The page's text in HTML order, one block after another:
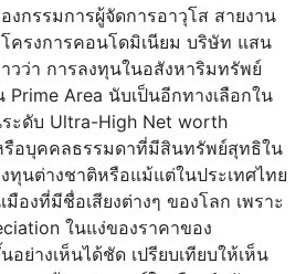
กรรมการผู้จัดการอาวุโส สายงาน
รงการคอนโดมิเนียม บริษัท แสน
วว่า การลงทุนในอสังหาริมทรัพย์
Prime Area นับเป็นอีกทางเลือกใน
ะดับ Ultra-High Net worth
รือบุคคลธรรมดาที่มีสินทรัพย์สุทธิใน
ทุนต่างชาติหรือแม้แต่ในประเทศไทย
องที่มีชื่อเสียงต่างๆ ของโลก เพราะ
ในแง่ของราคาของ
ย่างเห็นได้ชัด เปรียบเทียบให้เห็น